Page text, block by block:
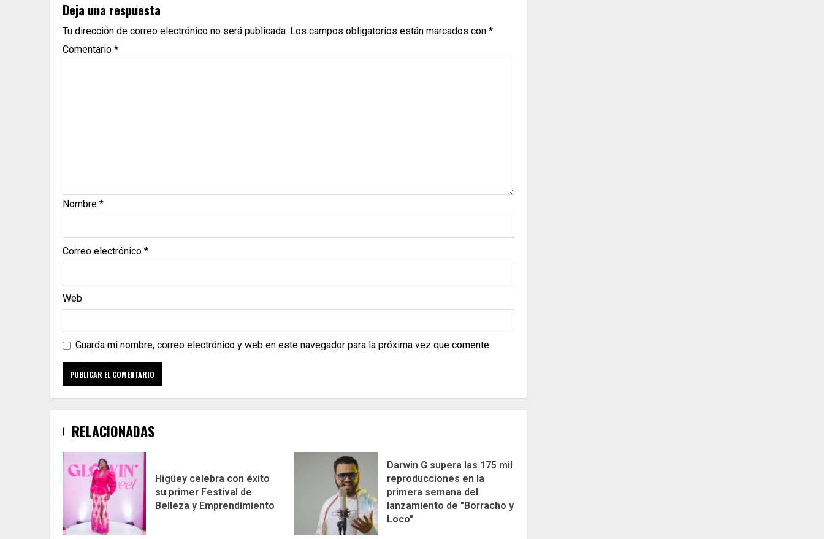
Deja una respuesta
Tu dirección de correo electrónico no será publicada. Los campos obligatorios están marcados con *
Comentario *
Nombre *
Correo electrónico *
Web
Guarda mi nombre, correo electrónico y web en este navegador para la próxima vez que comente.
RELACIONADAS
Higüey celebra con éxito
su primer Festival de
Belleza y Emprendimiento
Darwin G supera las 175 mil
reproducciones en la
primera semana del
lanzamiento de "Borracho y
Loco"